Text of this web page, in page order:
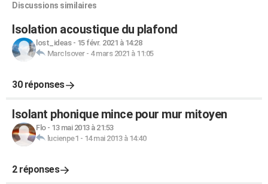
Discussions similaires
Isolation acoustique du plafond
lost_ideas- 15 févr. 2021 à 14:28
MarcIsover- 4 mars 2021 à 11:05
30 réponses
Isolant phonique mince pour mur mitoyen
Flo- 13 mai 2013 à 21:53
lucienpe1 - 14 mai 2013 à 14:40
2 réponses